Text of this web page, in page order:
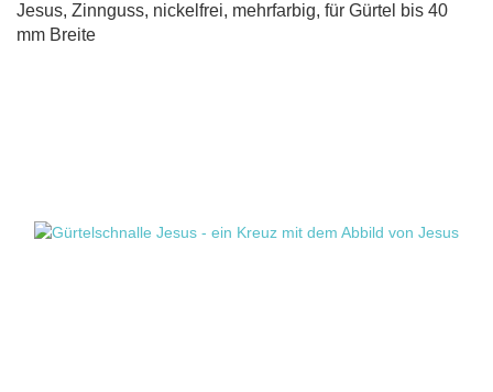
Jesus, Zinnguss, nickelfrei, mehrfarbig, für Gürtel bis 40
mm Breite